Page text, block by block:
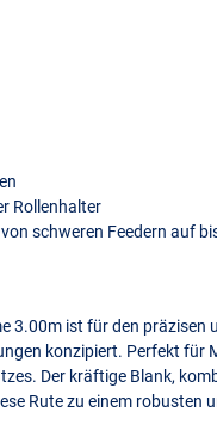
Rollenhalter
schweren Feedern auf
3.00m ist für den
konzipiert. Perfekt
Der kräftige Blank,
Rute zu einem robusten